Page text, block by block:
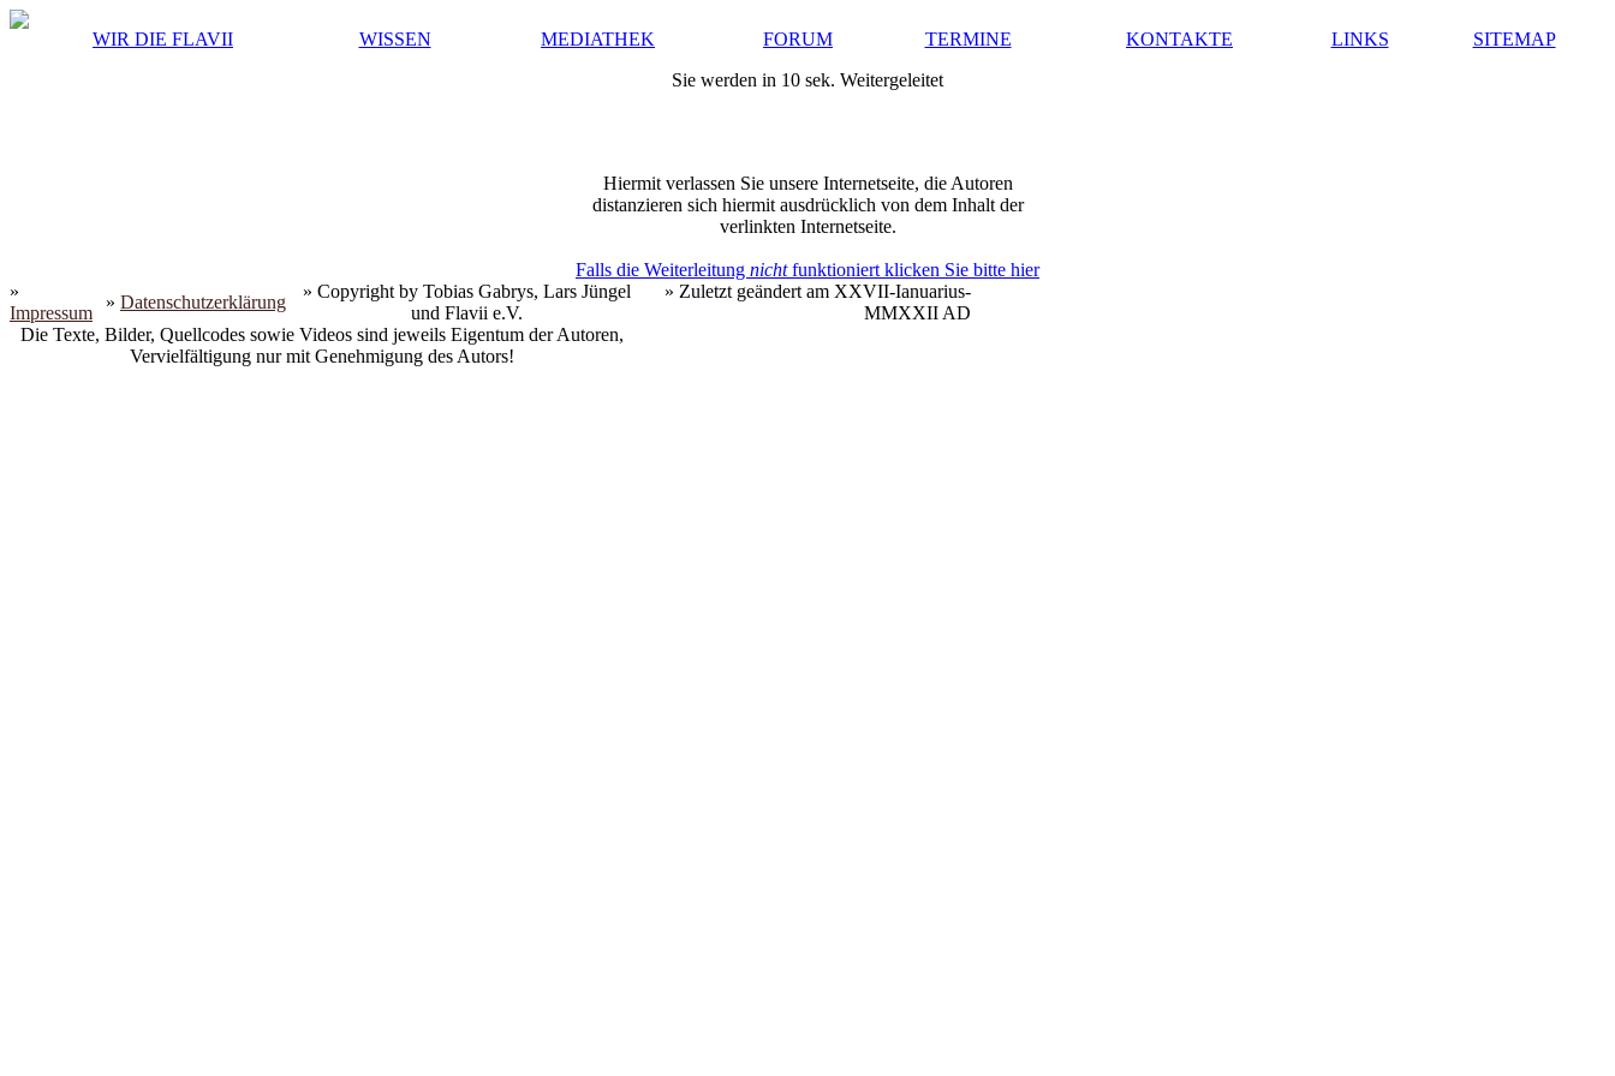
WIR DIE FLAVII WISSEN MEDIATHEK FORUM TERMINE KONTAKTE LINKS
SITEMAP
Sie werden in 10 sek. Weitergeleitet
Hiermit verlassen Sie unsere Internetseite, die Autoren
distanzieren sich hiermit ausdrücklich von dem Inhalt der
Falls die Weiterleitungnichtfunktioniert klicken Sie bitte hier
»
Impressum
» Copyright by Tobias Gabrys, Lars Jüngel
und Flavii e.V.
» Zuletzt geändert am XXVII-Ianuarius-
Die Texte, Bilder, Quellcodes sowie Videos sind jeweils Eigentum der Autoren,